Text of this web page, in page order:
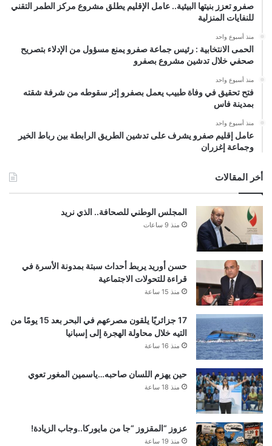
صفرو تعزز بنيتها البيئية.. عامل الإقليم يطلق مشروع مركز الطمر التقني
للنفايات المنزلية
منذ أسبوع واحد
الحمى الانتخابية : رئيس جماعة صفرو يمنع مسؤول من الإدلاء بتصريح
صحفي خلال تدشين مشروع بصفرو
منذ أسبوع واحد
فتح تحقيق في وفاة طبيب يعمل بصفرو إثر سقوطه من شرفة شقته
بمدينة فاس
منذ أسبوع واحد
عامل إقليم صفرو يشرف على تدشين الطريق الرابطة بين رباط الخير
وجماعة إغزران
أخر المقالات
المجلس الوطني للصحافة.. الذي نريد
منذ 9 ساعات
حسن أوريد يربط أحداث سبتة بمدونة الأسرة في
قراءة للتحولات الاجتماعية
منذ 15 ساعة
17 جزائريًا يلقون مصرعهم في البحر بعد 15 يومًا من
التيه خلال محاولة الهجرة إلى إسبانيا
منذ 16 ساعة
حين يهزم اللسان صاحبه…ياسمين المغور تعوي
منذ 18 ساعة
عزوز “المقزوز “جا من مايوركا..وجاب الزيادة!
منذ 19 ساعة